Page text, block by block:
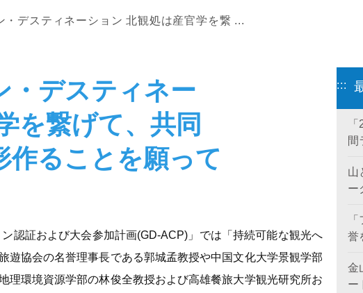
・デスティネーション 北観処は産官学を繋 ...
・デスティネー
を繋げて、共同
作ることを願って
認証および大会参加計画(GD-ACP)」では「持続可能な観光へ
遊協会の名誉理事長である郭城孟教授や中国文化大学景観学部
理環境資源学部の林俊全教授および高雄餐旅大学観光研究所お
:::
間
山
ー
出
誉
が
E
金
ー